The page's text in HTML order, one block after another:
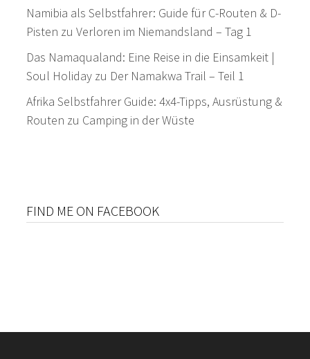
Namibia als Selbstfahrer: Guide für C-Routen & D-
Pisten zuVerloren im Niemandsland – Tag 1
Das Namaqualand: Eine Reise in die Einsamkeit |
Soul Holiday zu Der Namakwa Trail – Teil 1
Afrika Selbstfahrer Guide: 4x4-Tipps, Ausrüstung &
Routen zu Camping in der Wüste
FIND ME ON FACEBOOK